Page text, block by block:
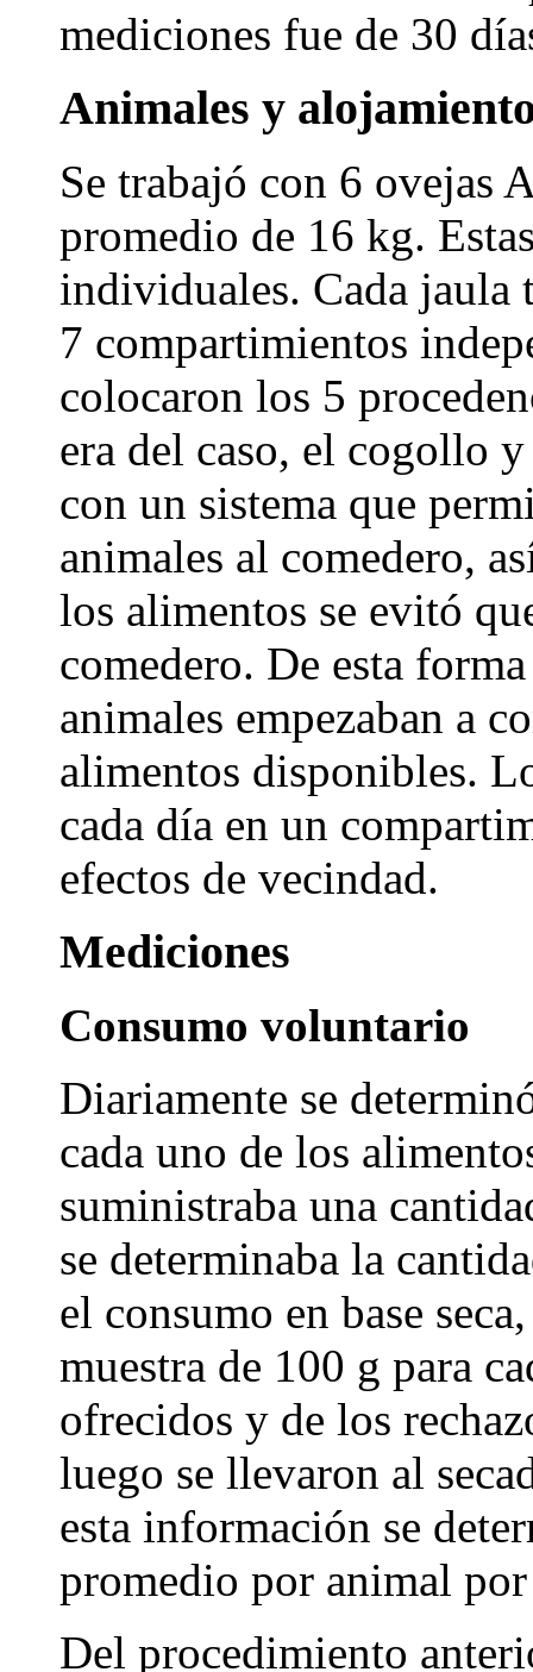
mediciones fue de 30
Animales y
Se trabajó con 6 ovejas
promedio de 16 kg.
individuales. Cada jaula
7 compartimientos
colocaron los 5
era del caso, el cogollo
con un sistema que
animales al comedero,
los alimentos se evitó
comedero. De esta
animales empezaban a
alimentos disponibles.
cada día en un
efectos de vecindad.
Mediciones
Consumo voluntario
Diariamente se
cada uno de los
suministraba una
se determinaba la
el consumo en base
muestra de 100 g para
ofrecidos y de los
luego se llevaron al
esta información se
promedio por animal
Del procedimiento